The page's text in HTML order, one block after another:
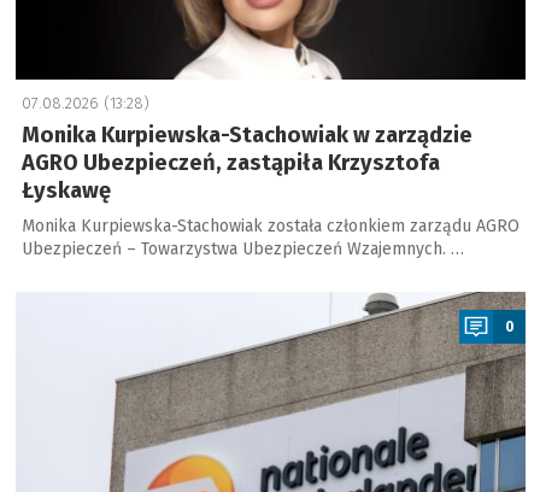
07.08.2026 (13:28)
Monika Kurpiewska-Stachowiak w zarządzie
AGRO Ubezpieczeń, zastąpiła Krzysztofa
Łyskawę
Monika Kurpiewska-Stachowiak została członkiem zarządu AGRO
Ubezpieczeń – Towarzystwa Ubezpieczeń Wzajemnych. …
0